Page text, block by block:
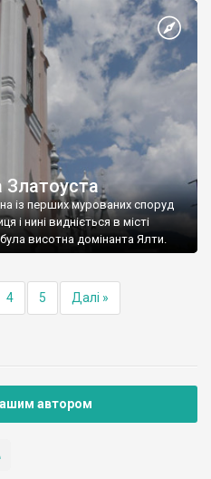
Златоуста
із перших мурованих споруд
і нині видніється в місті
висотна домінанта Ялти.
4 5 Далі »
автором